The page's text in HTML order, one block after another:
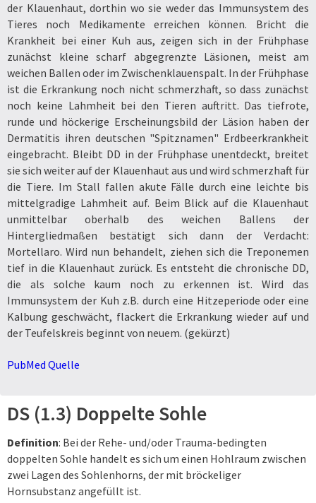
der Klauenhaut, dorthin wo sie weder das Immunsystem des
Tieres noch Medikamente erreichen können. Bricht die
Krankheit bei einer Kuh aus, zeigen sich in der Frühphase
zunächst kleine scharf abgegrenzte Läsionen, meist am
weichen Ballen oder im Zwischenklauenspalt. In der Frühphase
ist die Erkrankung noch nicht schmerzhaft, so dass zunächst
noch keine Lahmheit bei den Tieren auftritt. Das tiefrote,
runde und höckerige Erscheinungsbild der Läsion haben der
Dermatitis ihren deutschen
Spitznamen
Erdbeerkrankheit
eingebracht. Bleibt DD in der Frühphase unentdeckt, breitet
sie sich weiter auf der Klauenhaut aus und wird schmerzhaft für
die Tiere. Im Stall fallen akute Fälle durch eine leichte bis
mittelgradige Lahmheit auf. Beim Blick auf die Klauenhaut
unmittelbar oberhalb des weichen Ballens der
Hintergliedmaßen bestätigt sich dann der Verdacht:
Mortellaro. Wird nun behandelt, ziehen sich die Treponemen
tief in die Klauenhaut zurück. Es entsteht die chronische DD,
die als solche kaum noch zu erkennen ist. Wird das
Immunsystem der Kuh z.B. durch eine Hitzeperiode oder eine
Kalbung geschwächt, flackert die Erkrankung wieder auf und
der Teufelskreis beginnt von neuem. (gekürzt)
PubMed Quelle
DS (1.3) Doppelte Sohle
Definition: Bei der Rehe- und/oder Trauma-bedingten
doppelten Sohle handelt es sich um einen Hohlraum zwischen
zwei Lagen des Sohlenhorns, der mit bröckeliger
Hornsubstanz angefüllt ist.